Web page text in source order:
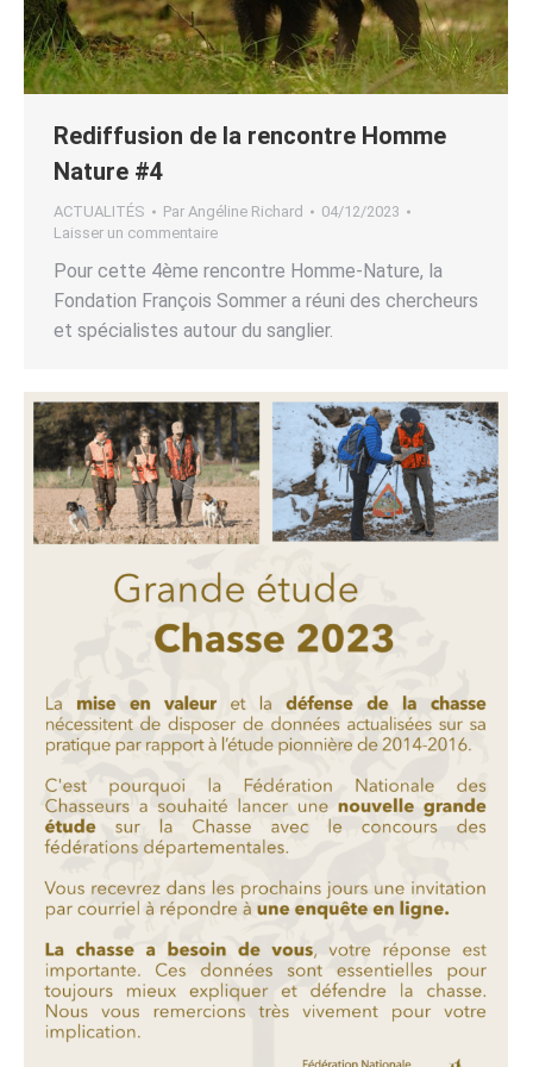
Rediffusion de la rencontre Homme
Nature #4
ACTUALITÉS Par Angéline Richard
04/12/2023
Laisser un commentaire
Pour cette 4ème rencontre Homme-Nature, la
Fondation François Sommer a réuni des chercheurs
et spécialistes autour du sanglier.